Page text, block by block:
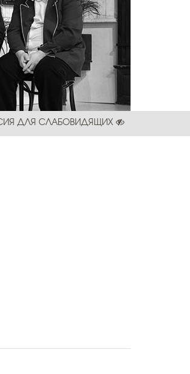
ДЛЯ СЛАБОВИДЯЩИХ